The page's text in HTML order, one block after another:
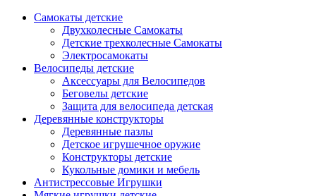
Самокаты детские
Двухколесные Cамокаты
Детские трехколесные Самокаты
Электросамокаты
Велосипеды детские
Аксессуары для Велосипедов
Беговелы детские
Защита для велосипеда детская
Деревянные конструкторы
Деревянные пазлы
Детское игрушечное оружие
Конструкторы детские
Кукольные домики и мебель
Антистрессовые Игрушки